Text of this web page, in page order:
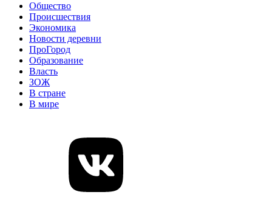
Общество
Происшествия
Экономика
Новости деревни
ПроГород
Образование
Власть
ЗОЖ
В стране
В мире